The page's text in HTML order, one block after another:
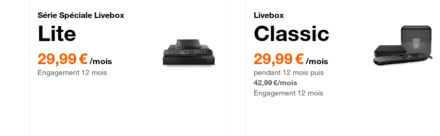
Série Spéciale Livebox Lite Fibre
Série Spéciale Livebox
Lite
29,99 € par mois , Engagement 12 mois
29,99 € /mois
Engagement 12 mois
Livebox Classic Fibre
Livebox
Classic
29,99 € par mois pendant 12 mois puis 42,99 € par mois,
29,99 € /mois
pendant 12 mois puis
42,99 €/mois
Engagement 12 mois